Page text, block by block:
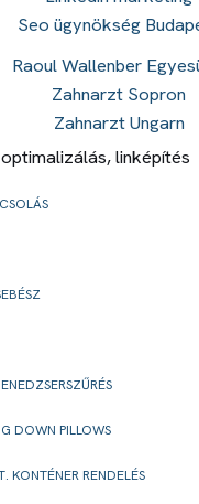
Seo ügynökség
Raoul Wallenber
Zahnarzt Sopron
Zahnarzt Ungarn
linképítés
DOWN PILLOWS
KONTÉNER RENDELÉS